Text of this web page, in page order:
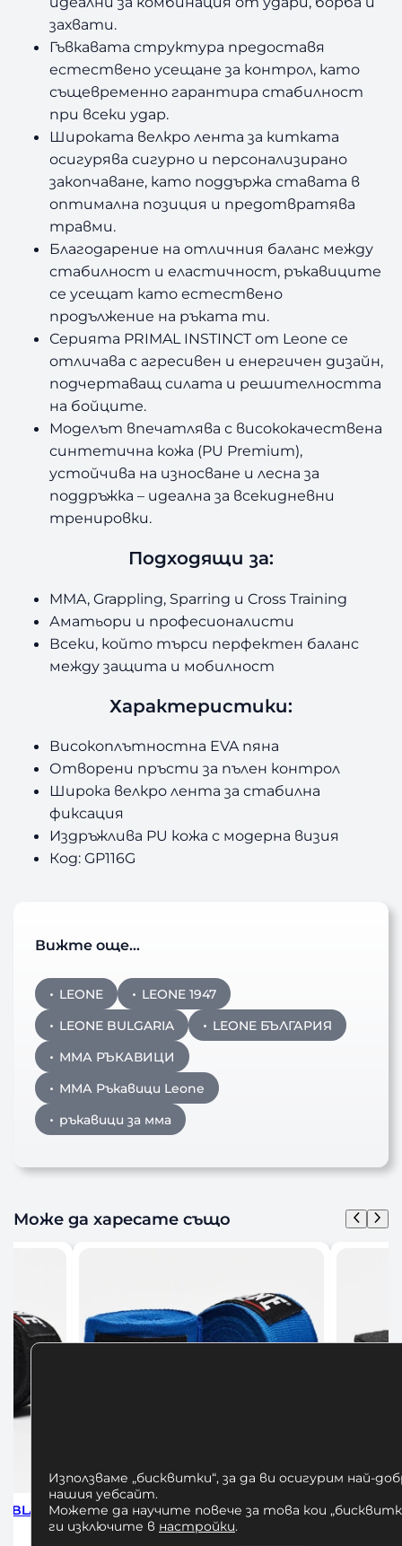
захвати.
Гъвкавата структура предоставя
естествено усещане за контрол, като
същевременно гарантира стабилност
при всеки удар.
Широката велкро лента за китката
осигурява сигурно и персонализирано
закопчаване, като поддържа ставата в
оптимална позиция и предотвратява
травми.
Благодарение на отличния баланс между
стабилност и еластичност, ръкавиците
се усещат като естествено
продължение на ръката ти.
Серията PRIMAL INSTINCT от Leone се
отличава с агресивен и енергичен дизайн,
подчертаващ силата и решителността
на бойците.
Моделът впечатлява с висококачествена
синтетична кожа (PU Premium),
устойчива на износване и лесна за
поддръжка– идеална за всекидневни
тренировки.
Подходящи за:
MMA, Grappling, Sparring и Cross Training
Аматьори и професионалисти
Всеки, който търси перфектен баланс
между защита и мобилност
Характеристики:
Високоплътностна EVA пяна
Отворени пръсти за пълен контрол
Широка велкро лента за стабилна
фиксация
Издръжлива PU кожа с модерна визия
Код: GP116G
Вижте още…
LEONE
LEONE 1947
LEONE BULGARIA
LEONE БЪЛГАРИЯ
ММА РЪКАВИЦИ
ММА Ръкавици Leone
ръкавици за мма
Може да харесате също
350 см Бинтове за Бокс Leone Flag 350см
7,00€/ 13,69 лв.
Използваме „бисквитки“, за да ви осигурим най-
нашия уебсайт.
Можете да научите повече за това кои
ги изключите в настройки.